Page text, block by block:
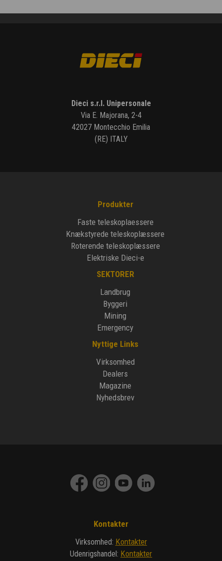
Dieci s.r.l. Unipersonale
Via E. Majorana, 2-4
42027 Montecchio Emilia
(RE) ITALY
Produkter
Faste teleskoplaessere
Knækstyrede teleskoplæssere
Roterende teleskoplæssere
Elektriske Dieci-e
SEKTORER
Landbrug
Byggeri
Mining
Emergency
Nyttige Links
Virksomhed
Dealers
Magazine
Nyhedsbrev
Kontakter
Virksomhed: Kontakter
Udenrigshandel: Kontakter